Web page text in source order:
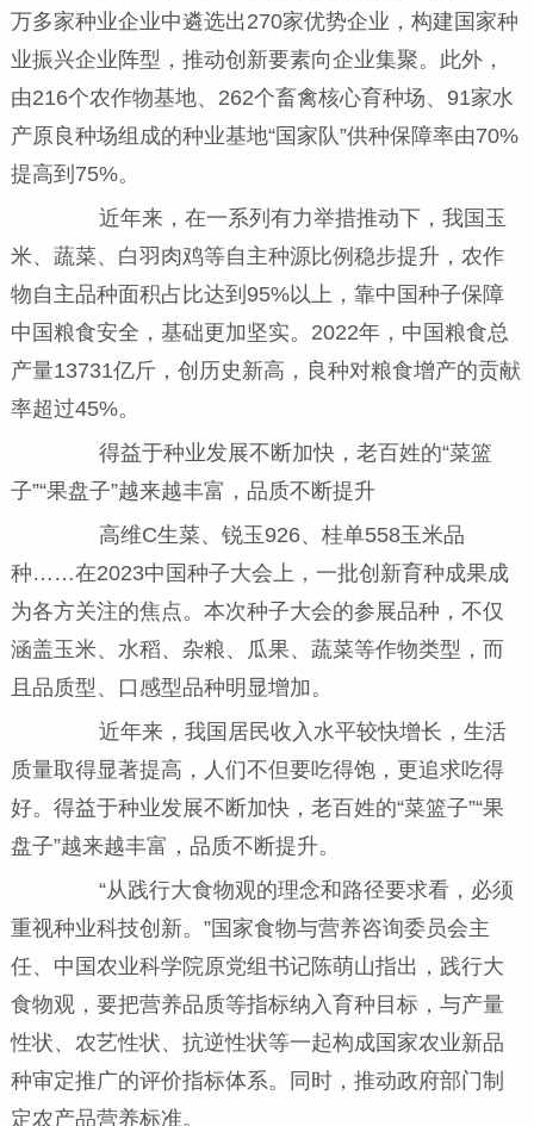
万多家种业企业中遴选出270家优势企业，构建国家种
业振兴企业阵型，推动创新要素向企业集聚。此外，
由216个农作物基地、262个畜禽核心育种场、91家水
产原良种场组成的种业基地“国家队”供种保障率由70%
提高到75%。
近年来，在一系列有力举措推动下，我国玉
米、蔬菜、白羽肉鸡等自主种源比例稳步提升，农作
物自主品种面积占比达到95%以上，靠中国种子保障
中国粮食安全，基础更加坚实。2022年，中国粮食总
产量13731亿斤，创历史新高，良种对粮食增产的贡献
率超过45%。
得益于种业发展不断加快，老百姓的“菜篮
子”“果盘子”越来越丰富，品质不断提升
高维C生菜、锐玉926、桂单558玉米品
种……在2023中国种子大会上，一批创新育种成果成
为各方关注的焦点。本次种子大会的参展品种，不仅
涵盖玉米、水稻、杂粮、瓜果、蔬菜等作物类型，而
且品质型、口感型品种明显增加。
近年来，我国居民收入水平较快增长，生活
质量取得显著提高，人们不但要吃得饱，更追求吃得
好。得益于种业发展不断加快，老百姓的“菜篮子”“果
盘子”越来越丰富，品质不断提升。
“从践行大食物观的理念和路径要求看，必须
重视种业科技创新。”国家食物与营养咨询委员会主
任、中国农业科学院原党组书记陈萌山指出，践行大
食物观，要把营养品质等指标纳入育种目标，与产量
性状、农艺性状、抗逆性状等一起构成国家农业新品
种审定推广的评价指标体系。同时，推动政府部门制
定农产品营养标准。